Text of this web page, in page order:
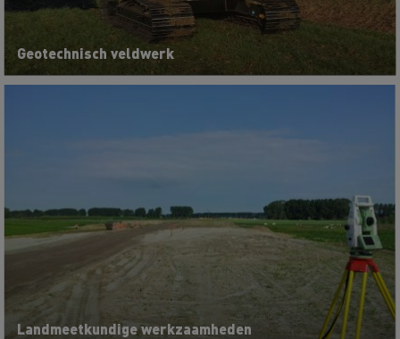
Geotechnisch veldwerk
Landmeetkundige werkzaamheden